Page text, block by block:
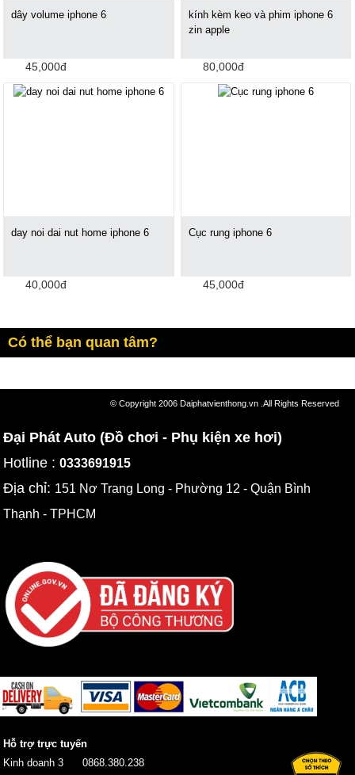
dây volume iphone 6
45,000đ
kính kèm keo và phim iphone 6
zin apple
80,000đ
day noi dai nut home iphone 6
40,000đ
Cục rung iphone 6
45,000đ
Có thể bạn quan tâm?
© Copyright 2006 Daiphatvienthong.vn .All Rights Reserved
Đại Phát Auto (Đồ chơi - Phụ kiện xe hơi)
Hotline :0333691915
Địa chỉ: 151 Nơ Trang Long - Phường 12 - Quận Bình
Thạnh - TPHCM
Hỗ trợ trực tuyến
Kinh doanh 3
0868.380.238